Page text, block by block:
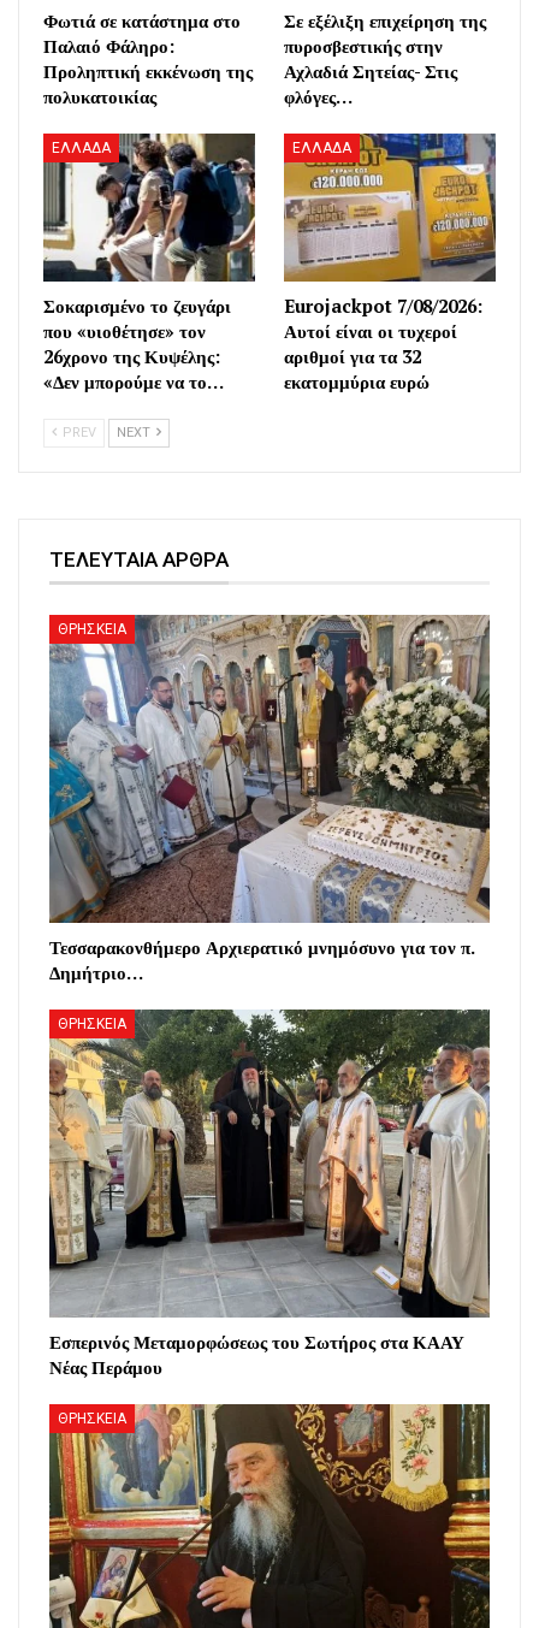
Φωτιά σε κατάστημα στο
Παλαιό Φάληρο:
Προληπτική εκκένωση της
πολυκατοικίας
Σε εξέλιξη επιχείρηση της
πυροσβεστικής στην
Αχλαδιά Σητείας- Στις
φλόγες…
ΕΛΛΑΔΑ
Σοκαρισμένο το ζευγάρι
που «υιοθέτησε» τον
26χρονο της Κυψέλης:
«Δεν μπορούμε να το…
ΕΛΛΑΔΑ
Eurojackpot 7/08/2026:
Αυτοί είναι οι τυχεροί
αριθμοί για τα 32
εκατομμύρια ευρώ
PREV NEXT
ΤΕΛΕΥΤΑΙΑ ΑΡΘΡΑ
ΘΡΗΣΚΕΙΑ
Τεσσαρακονθήμερο Αρχιερατικό μνημόσυνο για τον π.
Δημήτριο…
ΘΡΗΣΚΕΙΑ
Εσπερινός Μεταμορφώσεως του Σωτήρος στα ΚΑΑΥ
Νέας Περάμου
ΘΡΗΣΚΕΙΑ